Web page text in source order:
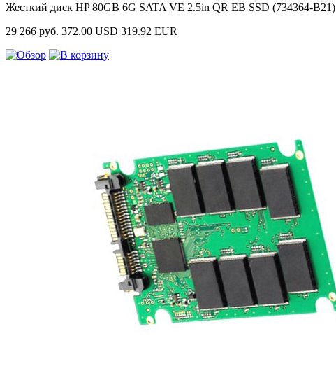
Жесткий диск HP 80GB 6G SATA VE 2.5in QR EB SSD (734364-B21)
29 266 руб. 372.00 USD 319.92 EUR